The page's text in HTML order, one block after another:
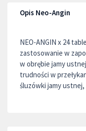
Opis Neo-Angin
NEO-ANGIN x 24
zastosowanie w
w obrębie jamy
trudności w
śluzówki jamy ustnej,